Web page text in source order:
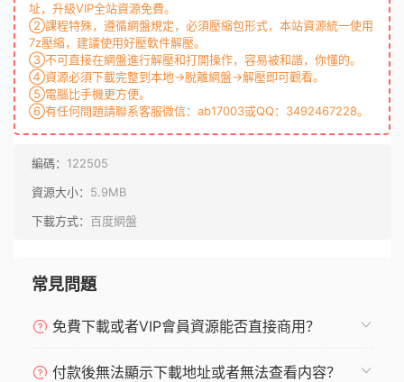
址，升級VIP全站資源免費。
②課程特殊，遵循網盤規定，必須壓縮包形式，本站資源統一使用
7z壓縮，建議使用好壓軟件解壓。
③不可直接在網盤進行解壓和打開操作，容易被和諧，你懂的。
④資源必須下載完整到本地→脫離網盤→解壓即可觀看。
⑤電腦比手機更方便。
⑥有任何問題請聯系客服微信：ab17003或QQ：3492467228。
編碼： 122505
資源大小： 5.9MB
下載方式： 百度網盤
常見問題
免費下載或者VIP會員資源能否直接商用？
付款後無法顯示下載地址或者無法查看内容？